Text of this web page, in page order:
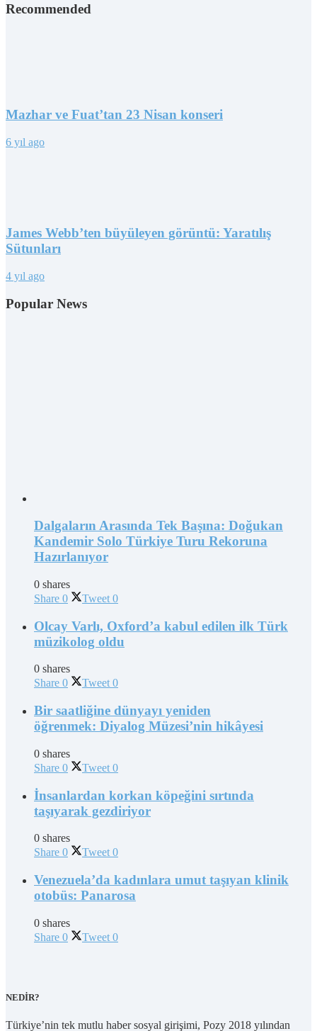
Recommended
Mazhar ve Fuat’tan 23 Nisan konseri
6 yıl ago
James Webb’ten büyüleyen görüntü: Yaratılış
Sütunları
4 yıl ago
Popular News
Dalgaların Arasında Tek Başına: Doğukan
Kandemir Solo Türkiye Turu Rekoruna
Hazırlanıyor
0 shares
Share 0 Tweet 0
Olcay Varlı, Oxford’a kabul edilen ilk Türk
müzikolog oldu
0 shares
Share 0 Tweet 0
Bir saatliğine dünyayı yeniden
öğrenmek: Diyalog Müzesi’nin hikâyesi
0 shares
Share 0 Tweet 0
İnsanlardan korkan köpeğini sırtında
taşıyarak gezdiriyor
0 shares
Share 0 Tweet 0
Venezuela’da kadınlara umut taşıyan klinik
otobüs: Panarosa
0 shares
Share 0 Tweet 0
NEDİR?
Türkiye’nin tek mutlu haber sosyal girişimi, Pozy 2018 yılından